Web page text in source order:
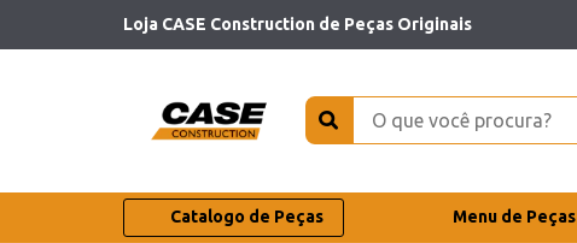
Loja CASE Construction de Peças Originais
Catalogo de Peças Menu de Peças